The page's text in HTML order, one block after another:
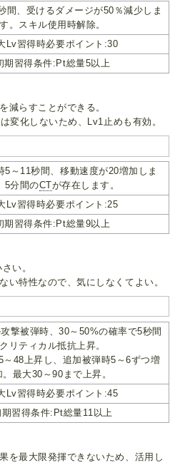
間、受けるダメージが50％減少しま
す。スキル使用時解除。
Lv習得時必要ポイント:30
期習得条件:Pt総量5以上
減らすことができる。
変化しないため、Lv1止めも有効。
5～11秒間、移動速度が20増加しま
5分間のCTが存在します。
Lv習得時必要ポイント:25
期習得条件:Pt総量9以上
い。
い特性なので、気にしなくてよい。
撃被弾時、30～50%の確率で5秒間
クリティカル抵抗上昇。
～48上昇し、追加被弾時5～6ずつ増
。最大30～90まで上昇。
Lv習得時必要ポイント:45
期習得条件:Pt総量11以上
を最大限発揮できないため、活用し